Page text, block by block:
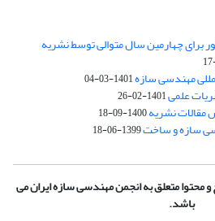
چهارمین سال متوالی توسط نشریه
مهندسی سازه1401-03-04
علمی1401-02-26
نشریه1400-09-18
1399-06-18
محتوا متعلق به انجمن مهندسی سازه ایران می
باشد.